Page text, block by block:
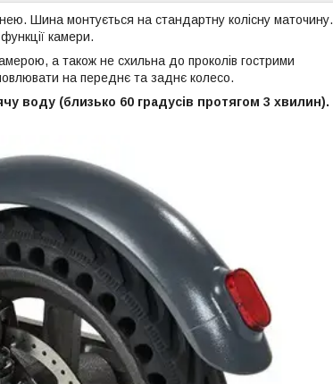
Шина монтується на стандартну колісну маточину.
камери.
а також не схильна до проколів гострими
на переднє та заднє колесо.
воду (близько 60 градусів протягом 3 хвилин).